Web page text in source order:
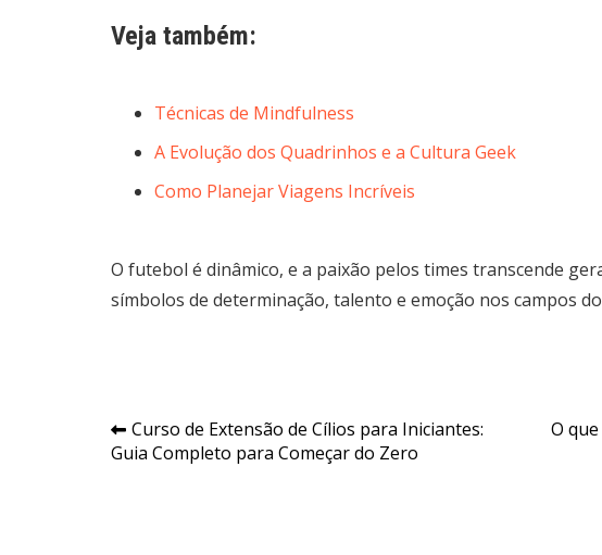
Veja também:
Técnicas de Mindfulness
A Evolução dos Quadrinhos e a Cultura Geek
Como Planejar Viagens Incríveis
O futebol é dinâmico, e a paixão pelos times transcende
símbolos de determinação, talento e emoção nos campos
Navegação
de
Curso de Extensão de Cílios para Iniciantes:
Guia Completo para Começar do Zero
O